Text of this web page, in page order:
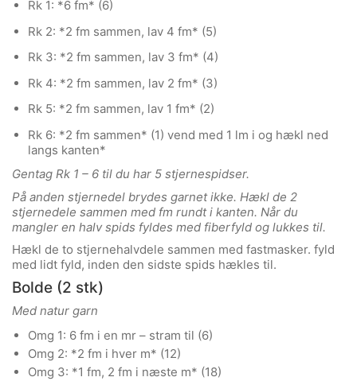
Rk 1: *6 fm* (6)
Rk 2: *2 fm sammen, lav 4 fm* (5)
Rk 3: *2 fm sammen, lav 3 fm* (4)
Rk 4: *2 fm sammen, lav 2 fm* (3)
Rk 5: *2 fm sammen, lav 1 fm* (2)
Rk 6: *2 fm sammen* (1) vend med 1 lm i og hækl ned
langs kanten*
Gentag Rk 1 – 6 til du har 5 stjernespidser.
På anden stjernedel brydes garnet ikke. Hækl de 2
stjernedele sammen med fm rundt i kanten. Når du
mangler en halv spids fyldes med fiberfyld og lukkes til.
Hækl de to stjernehalvdele sammen med fastmasker. fyld
med lidt fyld, inden den sidste spids hækles til.
Bolde (2 stk)
Med natur garn
Omg 1: 6 fm i en mr – stram til (6)
Omg 2: *2 fm i hver m* (12)
Omg 3: *1 fm, 2 fm i næste m* (18)